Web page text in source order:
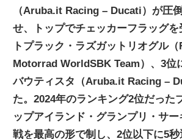
（Aruba.it Racing – Ducati）が圧
せ、トップでチェッカーフラッグ
トプラック・ラズガットリオグル
Motorrad WorldSBK Team）、3位
バウティスタ（Aruba.it Racing –
た。2024年のランキング2位だった
ップアイランド・グランプリ・サ
戦を最高の形で制し、2位以下に5